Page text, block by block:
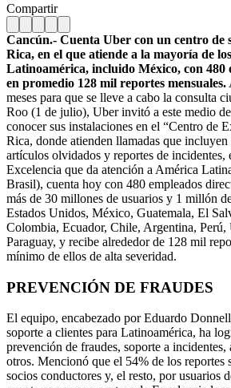
Compartir
Cancún.- Cuenta Uber con un centro de
Rica, en el que atiende a la mayoría de
Latinoamérica, incluido México, con 480
en promedio 128 mil reportes mensuales.
meses para que se lleve a cabo la consulta
Roo (1 de julio), Uber invitó a este medio
conocer sus instalaciones en el “Centro de
Rica, donde atienden llamadas que incluyen
artículos olvidados y reportes de incidentes,
Excelencia que da atención a América
Brasil), cuenta hoy con 480 empleados
más de 30 millones de usuarios y 1 millón
Estados Unidos, México, Guatemala, El
Colombia, Ecuador, Chile, Argentina,
Paraguay, y recibe alrededor de 128 mil
mínimo de ellos de alta severidad.
PREVENCIÓN DE FRAUDES
El equipo, encabezado por Eduardo
soporte a clientes para Latinoamérica, ha
prevención de fraudes, soporte a
otros. Mencionó que el 54% de los reportes
socios conductores y, el resto, por usuarios